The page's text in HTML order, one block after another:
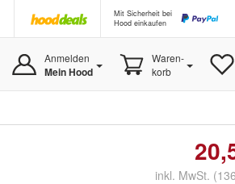
Mit Sicherheit bei
Hood einkaufen
Anmelden
Mein Hood
Waren-
korb
inkl. MwSt.